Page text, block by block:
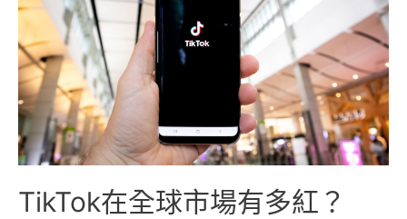
TikTok在全球市場有多紅？